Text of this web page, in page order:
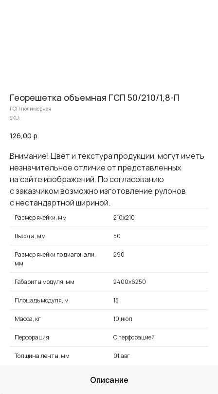
Георешетка объемная ГСП 50/210/1,8-П
ГСП полимерная
SKU:
126,00 р.
Внимание! Цвет и текстура продукции, могут иметь
незначительное отличие от представленных
на сайте изображений. По согласованию
с заказчиком возможно изготовление рулонов
с нестандартной шириной.
Размер ячейки, мм 210х210
Высота, мм 50
Размер ячейки по диагонали,
мм
290
Габариты модуля, мм 2400х6250
Площадь модуля, м 15
Масса, кг 10.июл
Перфорация С перфорацией
Толщина ленты, мм 01.авг
Описание